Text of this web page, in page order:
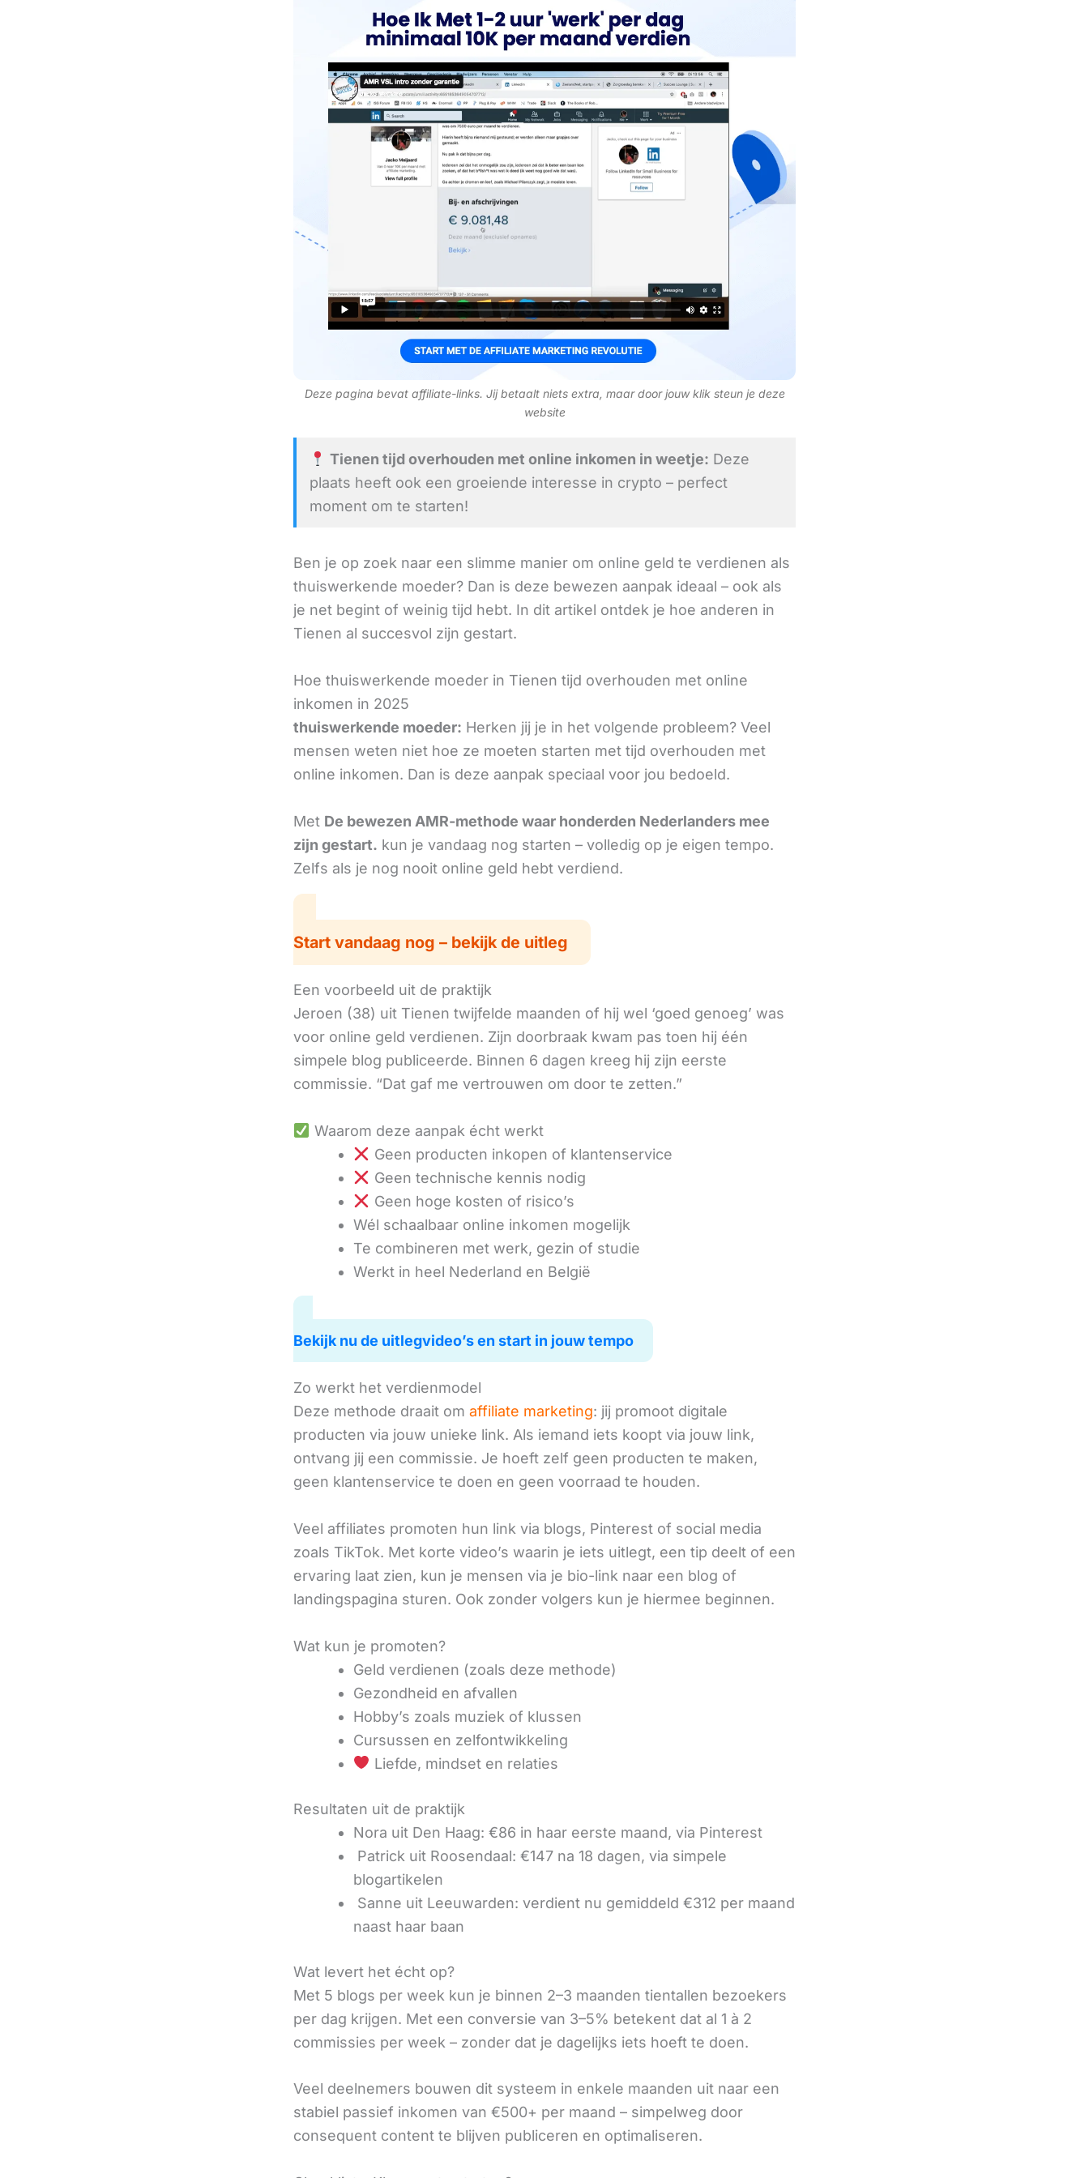
Deze pagina bevat affiliate-links. Jij betaalt niets extra, maar door jouw klik steun je deze
website
Tienen tijd overhouden met online inkomen in weetje: Deze
plaats heeft ook een groeiende interesse in crypto – perfect
moment om te starten!
Ben je op zoek naar een slimme manier om online geld te verdienen als
thuiswerkende moeder? Dan is deze bewezen aanpak ideaal – ook als
je net begint of weinig tijd hebt. In dit artikel ontdek je hoe anderen in
Tienen al succesvol zijn gestart.
Hoe thuiswerkende moeder in Tienen tijd overhouden met online
inkomen in 2025
thuiswerkende moeder: Herken jij je in het volgende probleem? Veel
mensen weten niet hoe ze moeten starten met tijd overhouden met
online inkomen. Dan is deze aanpak speciaal voor jou bedoeld.
Met De bewezen AMR-methode waar honderden Nederlanders mee
zijn gestart. kun je vandaag nog starten – volledig op je eigen tempo.
Zelfs als je nog nooit online geld hebt verdiend.
Start vandaag nog – bekijk de uitleg
Een voorbeeld uit de praktijk
Jeroen (38) uit Tienen twijfelde maanden of hij wel ‘goed genoeg’ was
voor online geld verdienen. Zijn doorbraak kwam pas toen hij één
simpele blog publiceerde. Binnen 6 dagen kreeg hij zijn eerste
commissie. “Dat gaf me vertrouwen om door te zetten.”
Waarom deze aanpak écht werkt
Geen producten inkopen of klantenservice
Geen technische kennis nodig
Geen hoge kosten of risico’s
Wél schaalbaar online inkomen mogelijk
Te combineren met werk, gezin of studie
Werkt in heel Nederland en België
Bekijk nu de uitlegvideo’s en start in jouw tempo
Zo werkt het verdienmodel
Deze methode draait om affiliate marketing: jij promoot digitale
producten via jouw unieke link. Als iemand iets koopt via jouw link,
ontvang jij een commissie. Je hoeft zelf geen producten te maken,
geen klantenservice te doen en geen voorraad te houden.
Veel affiliates promoten hun link via blogs, Pinterest of social media
zoals TikTok. Met korte video’s waarin je iets uitlegt, een tip deelt of een
ervaring laat zien, kun je mensen via je bio-link naar een blog of
landingspagina sturen. Ook zonder volgers kun je hiermee beginnen.
Wat kun je promoten?
Geld verdienen (zoals deze methode)
Gezondheid en afvallen
Hobby’s zoals muziek of klussen
Cursussen en zelfontwikkeling
Liefde, mindset en relaties
Resultaten uit de praktijk
Nora uit Den Haag: €86 in haar eerste maand, via Pinterest
‍ Patrick uit Roosendaal: €147 na 18 dagen, via simpele
blogartikelen
‍ Sanne uit Leeuwarden: verdient nu gemiddeld €312 per maand
naast haar baan
Wat levert het écht op?
Met 5 blogs per week kun je binnen 2–3 maanden tientallen bezoekers
per dag krijgen. Met een conversie van 3–5% betekent dat al 1 à 2
commissies per week – zonder dat je dagelijks iets hoeft te doen.
Veel deelnemers bouwen dit systeem in enkele maanden uit naar een
stabiel passief inkomen van €500+ per maand – simpelweg door
consequent content te blijven publiceren en optimaliseren.